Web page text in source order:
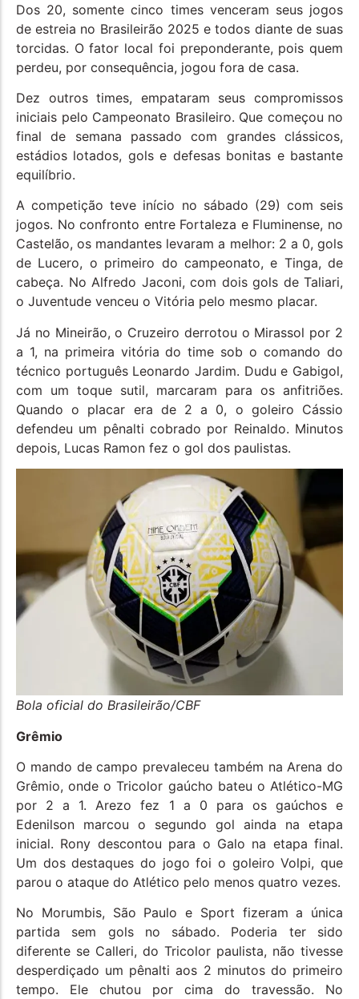
Dos 20, somente cinco times venceram seus jogos
de estreia no Brasileirão 2025 e todos diante de suas
torcidas. O fator local foi preponderante, pois quem
perdeu, por consequência, jogou fora de casa.
Dez outros times, empataram seus compromissos
iniciais pelo Campeonato Brasileiro. Que começou no
final de semana passado com grandes clássicos,
estádios lotados, gols e defesas bonitas e bastante
equilíbrio.
A competição teve início no sábado (29) com seis
jogos. No confronto entre Fortaleza e Fluminense, no
Castelão, os mandantes levaram a melhor: 2 a 0, gols
de Lucero, o primeiro do campeonato, e Tinga, de
cabeça. No Alfredo Jaconi, com dois gols de Taliari,
o Juventude venceu o Vitória pelo mesmo placar.
Já no Mineirão, o Cruzeiro derrotou o Mirassol por 2
a 1, na primeira vitória do time sob o comando do
técnico português Leonardo Jardim. Dudu e Gabigol,
com um toque sutil, marcaram para os anfitriões.
Quando o placar era de 2 a 0, o goleiro Cássio
defendeu um pênalti cobrado por Reinaldo. Minutos
depois, Lucas Ramon fez o gol dos paulistas.
Bola oficial do Brasileirão/CBF
Grêmio
O mando de campo prevaleceu também na Arena do
Grêmio, onde o Tricolor gaúcho bateu o Atlético-MG
por 2 a 1. Arezo fez 1 a 0 para os gaúchos e
Edenilson marcou o segundo gol ainda na etapa
inicial. Rony descontou para o Galo na etapa final.
Um dos destaques do jogo foi o goleiro Volpi, que
parou o ataque do Atlético pelo menos quatro vezes.
No Morumbis, São Paulo e Sport fizeram a única
partida sem gols no sábado. Poderia ter sido
diferente se Calleri, do Tricolor paulista, não tivesse
desperdiçado um pênalti aos 2 minutos do primeiro
tempo. Ele chutou por cima do travessão. No